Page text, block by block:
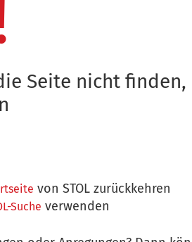
Seite nicht finden,
von STOL zurückkehren
Suche verwenden